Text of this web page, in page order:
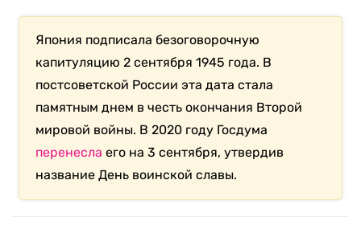
Япония подписала безоговорочную
капитуляцию 2 сентября 1945 года. В
постсоветской России эта дата стала
памятным днем в честь окончания Второй
мировой войны. В 2020 году Госдума
перенесла его на 3 сентября, утвердив
название День воинской славы.